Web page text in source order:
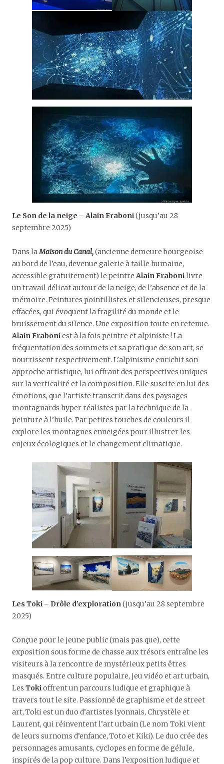
Le Son de la neige – Alain Fraboni(jusqu’au 28
septembre 2025)
Dans laMaison du Canal,(ancienne demeure bourgeoise
au bord de l’eau, devenue galerie à taille humaine,
accessible gratuitement) le peintreAlain Frabonilivre
un travail délicat autour de la neige, de l’absence et de la
mémoire. Peintures pointillistes et silencieuses, presque
effacées, qui évoquent la fragilité du monde et le
bruissement du silence. Une exposition toute en retenue.
Alain Fraboniest à la fois peintre et alpiniste ! La
fréquentation des sommets et sa pratique de son art, se
nourrissent respectivement. L’alpinisme enrichit son
approche artistique, lui offrant des perspectives uniques
sur la verticalité et la composition. Elle suscite en lui des
émotions, que l’artiste transcrit dans des paysages
montagnards hyper réalistes par la technique de la
peinture à l’huile. Par petites touches de couleurs il
explore les montagnes enneigées pour illustrer les
enjeux écologiques et le changement climatique.
Les Toki – Drôle d’exploration(jusqu’au 28 septembre
2025)
Conçue pour le jeune public (mais pas que), cette
exposition sous forme de chasse aux trésors entraîne les
visiteurs à la rencontre de mystérieux petits êtres
masqués. Entre culture populaire, jeu vidéo et art urbain,
Les Tokioffrent un parcours ludique et graphique à
travers tout le site. Passionné de graphisme et de street
art, Toki est un duo d’artistes lyonnais, Chrystèle et
Laurent, qui réinventent l’art urbain (Le nom Toki vient
de leurs surnoms d’enfance, Toto et Kiki). Le duo crée des
personnages amusants, cyclopes en forme de gélule,
inspirés de la pop culture. Dans l’exposition ludique et